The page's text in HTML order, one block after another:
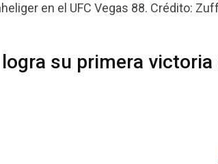
en el UFC Vegas 88. Crédito:
su primera victoria